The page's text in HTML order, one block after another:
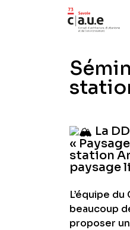
La
«
station
paysage
L’équipe
beaucoup
proposer